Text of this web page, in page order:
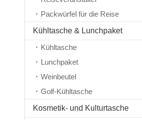
Packwürfel für die Reise
Kühltasche & Lunchpaket
Kühltasche
Lunchpaket
Weinbeutel
Golf-Kühltasche
Kosmetik- und Kulturtasche